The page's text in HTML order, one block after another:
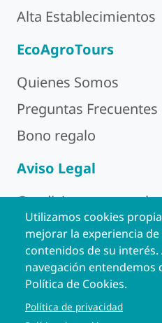
Utilizamos cookies
mejorar la experiencia
contenidos de su
navegación entendemos
Política de Cookies.
Política de privacidad
Alta Establecimientos
EcoAgroTours
Quienes Somos
Preguntas Frecuentes
Bono regalo
Aviso Legal
Condiciones
Política de Privacidad
Aviso Legal
Política de Cookies
Contacto